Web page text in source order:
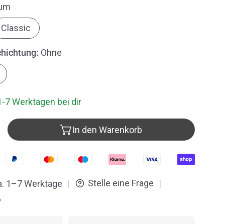
Classic
Ohne
7 Werktagen bei dir
Hess® Therapie Klangschale – Kehlkopfschale
Menge für Peter Hess® Therapie Klangschale –
In den Warenkorb
1–7 Werktage | Stelle eine Frage
|